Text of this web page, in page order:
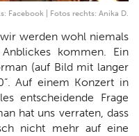
Facebook | Fotos rechts: Anika D.
werden wohl niemals
kommen. Ein
(auf Bild mit langer
Auf einem Konzert in
entscheidende Frage
hat uns verraten, dass
nicht mehr auf eine